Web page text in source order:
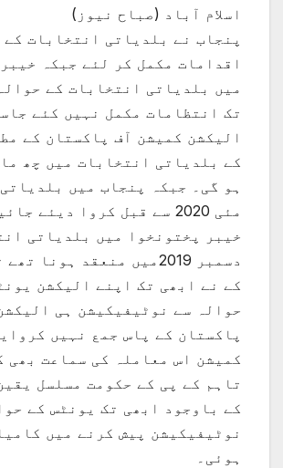
اسلام آباد (صباح نیوز)
پنجاب نے بلدیاتی انتخابات
اقدامات مکمل کر لئے جبکہ
میں بلدیاتی انتخابات کے
تک انتظامات مکمل نہیں کئے
الیکشن کمیشن آف پاکستان کے
کے بلدیاتی انتخابات میں چھ
ہو گی۔ جبکہ پنجاب میں
مئی 2020 سے قبل کروا دیئے جائیں گے۔
خیبر پختونخوا میں بلدیاتی
دسمبر 2019میں منعقد ہونا
کے نے ابھی تک اپنے الیکشن
حوالہ سے نوٹیفیکیشن ہی
پاکستان کے پاس جمع نہیں
کمیشن اس معاملہ کی سماعت بھی
تاہم کے پی کے حکومت مسلسل
کے باوجود ابھی تک یونٹس کے
نوٹیفیکیشن پیش کرنے میں
ہوئی۔